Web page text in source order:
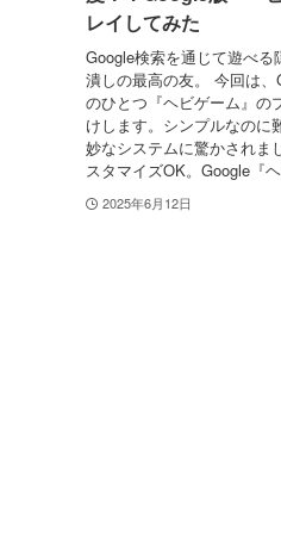
レイしてみた
Google検索を通じて遊べる
潰しの最高の友。 今回は
のひとつ『ヘビゲーム』の
けします。シンプルなのに
妙なシステムに驚かされま
スタマイズOK。Google『
2025年6月12日